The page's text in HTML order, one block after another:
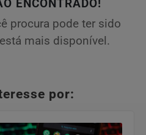
ENCONTRADO!
procura pode ter sido
mais disponível.
por: